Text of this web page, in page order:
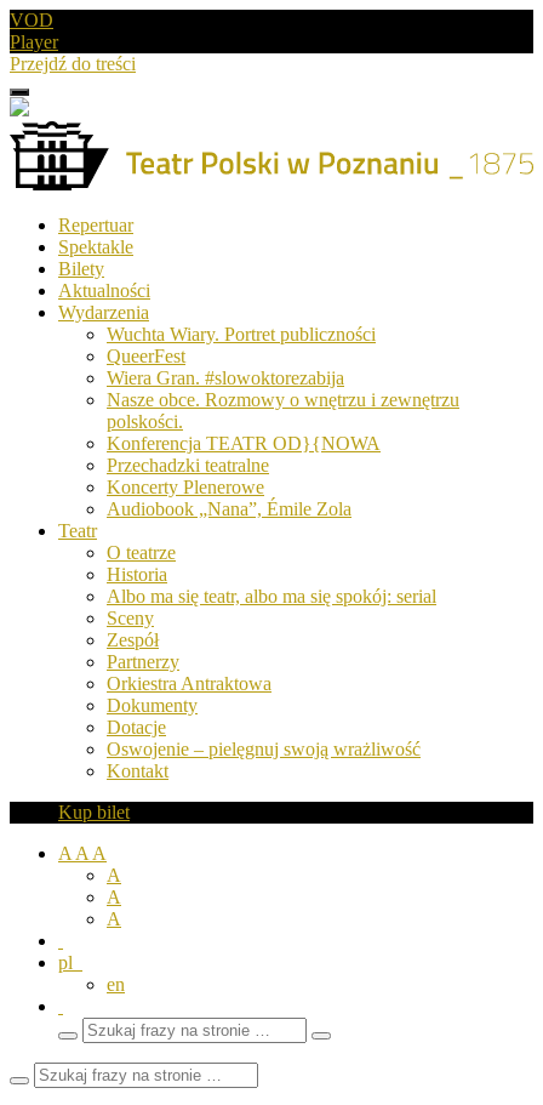
VOD
Player
Przejdź do treści
Menu
Drugie
logo
Teatr
Polski
Poznaniu
Repertuar
Spektakle
Bilety
Aktualności
Wydarzenia
Wuchta Wiary. Portret publiczności
QueerFest
Wiera Gran. #slowoktorezabija
Nasze obce. Rozmowy o wnętrzu i zewnętrzu
polskości.
Konferencja TEATR OD}{NOWA
Przechadzki teatralne
Koncerty Plenerowe
Audiobook „Nana”, Émile Zola
Teatr
O teatrze
Historia
Albo ma się teatr, albo ma się spokój: serial
Sceny
Zespół
Partnerzy
Orkiestra Antraktowa
Dokumenty
Dotacje
Oswojenie – pielęgnuj swoją wrażliwość
Kontakt
Kup bilet
A A A
A
A
A
pl
en
Wyszukaj
frazy
Zamknij